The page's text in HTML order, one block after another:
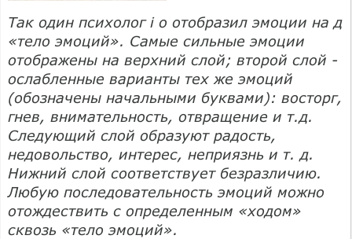
Так один психолог і о отобразил эмоции на д
«тело эмоций». Самые сильные эмоции
отображены на верхний слой; второй слой -
ослабленные варианты тех же эмоций
(обозначены начальными буквами): восторг,
гнев, внимательность, отвращение и т.д.
Следующий слой образуют радость,
недовольство, интерес, неприязнь и т. д.
Нижний слой соответствует безразличию.
Любую последовательность эмоций можно
отождествить с определенным «ходом»
сквозь «тело эмоций».